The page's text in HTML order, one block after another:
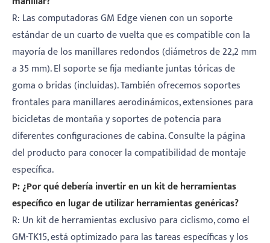
R: Las computadoras GM Edge vienen con un soporte
estándar de un cuarto de vuelta que es compatible con la
mayoría de los manillares redondos (diámetros de 22,2 mm
a 35 mm). El soporte se fija mediante juntas tóricas de
goma o bridas (incluidas). También ofrecemos soportes
frontales para manillares aerodinámicos, extensiones para
bicicletas de montaña y soportes de potencia para
diferentes configuraciones de cabina. Consulte la página
del producto para conocer la compatibilidad de montaje
específica.
P: ¿Por qué debería invertir en un kit de herramientas
específico en lugar de utilizar herramientas genéricas?
R: Un kit de herramientas exclusivo para ciclismo, como el
GM-TK15, está optimizado para las tareas específicas y los